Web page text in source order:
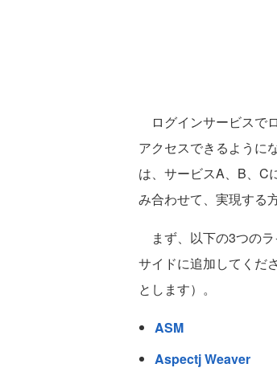
ログインサービスで
アクセスできるように
は、サービスA、B、C
み合わせて、実現する
まず、以下の3つの
サイドに追加してくだ
とします）。
ASM
Aspectj Weaver